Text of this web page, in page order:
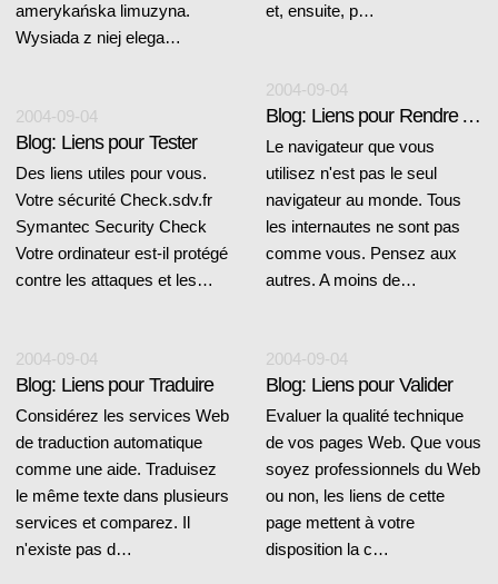
amerykańska limuzyna.
Wysiada z niej elega…
et, ensuite, p…
2004-09-04
Blog: Liens pour Rendre Accessible
Le navigateur que vous
utilisez n'est pas le seul
navigateur au monde. Tous
les internautes ne sont pas
comme vous. Pensez aux
autres. A moins de…
2004-09-04
Blog: Liens pour Tester
Des liens utiles pour vous.
Votre sécurité Check.sdv.fr
Symantec Security Check
Votre ordinateur est-il protégé
contre les attaques et les…
2004-09-04
Blog: Liens pour Traduire
Considérez les services Web
de traduction automatique
comme une aide. Traduisez
le même texte dans plusieurs
services et comparez. Il
n'existe pas d…
2004-09-04
Blog: Liens pour Valider
Evaluer la qualité technique
de vos pages Web. Que vous
soyez professionnels du Web
ou non, les liens de cette
page mettent à votre
disposition la c…